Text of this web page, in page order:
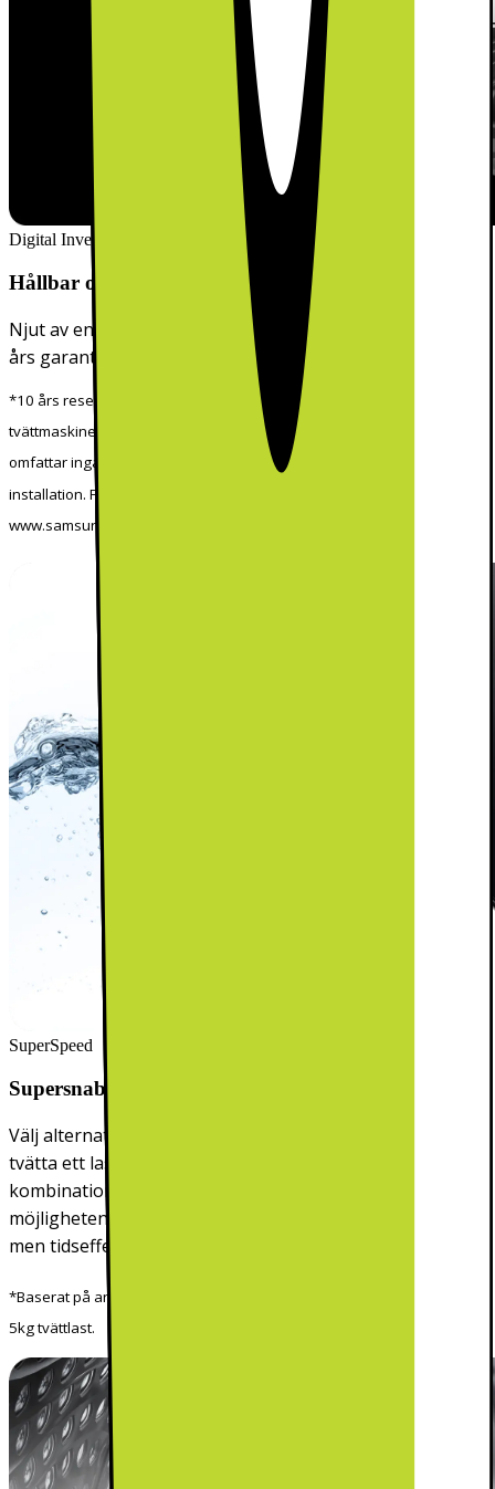
Digital Inverter Motor
Hållbar och effektiv prestanda
Njut av en tyst, kraftfull och hållbar prestanda med 10
års garanti på den digitala invertermotorn.*
*10 års reservdelsgaranti gäller endast den digitala invertermotorn i
tvättmaskiner och torktumlare, sålda fr.om. 1 april 2026. Garantin
omfattar inga andra kostnader såsom arbetskostnader, frakt eller
installation. Fullständiga villkor:
www.samsung.com/se/support/warranty/
SuperSpeed
Supersnabb tvätt
Välj alternativet Super Speed när du snabbt behöver
tvätta ett lass på bara 39 minuter
kombinationen av EcoBubble och QuickDrive™ finns
möjligheten att välja snabbprogrammet för en kraftfull
men tidseffektiv tvätt.
*Baserat på användning grundinställningarna på Super Speed med
5kg tvättlast.